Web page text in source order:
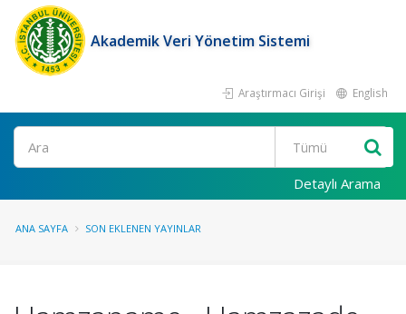
Akademik Veri Yönetim Sistemi
Araştırmacı Girişi English
Ara
Detaylı Arama
ANA SAYFA SON EKLENEN YAYINLAR